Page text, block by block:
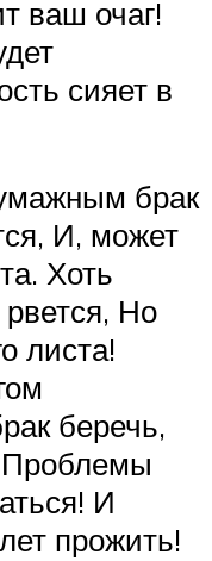
ваш очаг!
сияет в
брак
И, может
Хоть
рвется, Но
листа!
беречь,
И
прожить!